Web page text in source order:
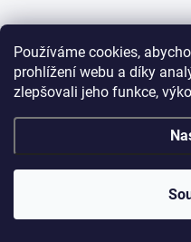
Používáme cookies,
prohlížení webu a díky
zlepšovali jeho funkce,